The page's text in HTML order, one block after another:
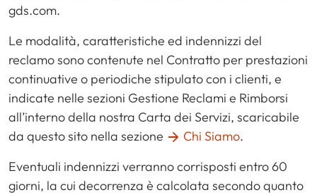
gds.com.
Le modalità, caratteristiche ed indennizzi del
reclamo sono contenute nel Contratto per prestazioni
continuative o periodiche stipulato con i clienti, e
indicate nelle sezioni Gestione Reclami e Rimborsi
all’interno della nostra Carta dei Servizi, scaricabile
da questo sito nella sezione
Chi Siamo.
Eventuali indennizzi verranno corrisposti entro 60
giorni, la cui decorrenza è calcolata secondo quanto